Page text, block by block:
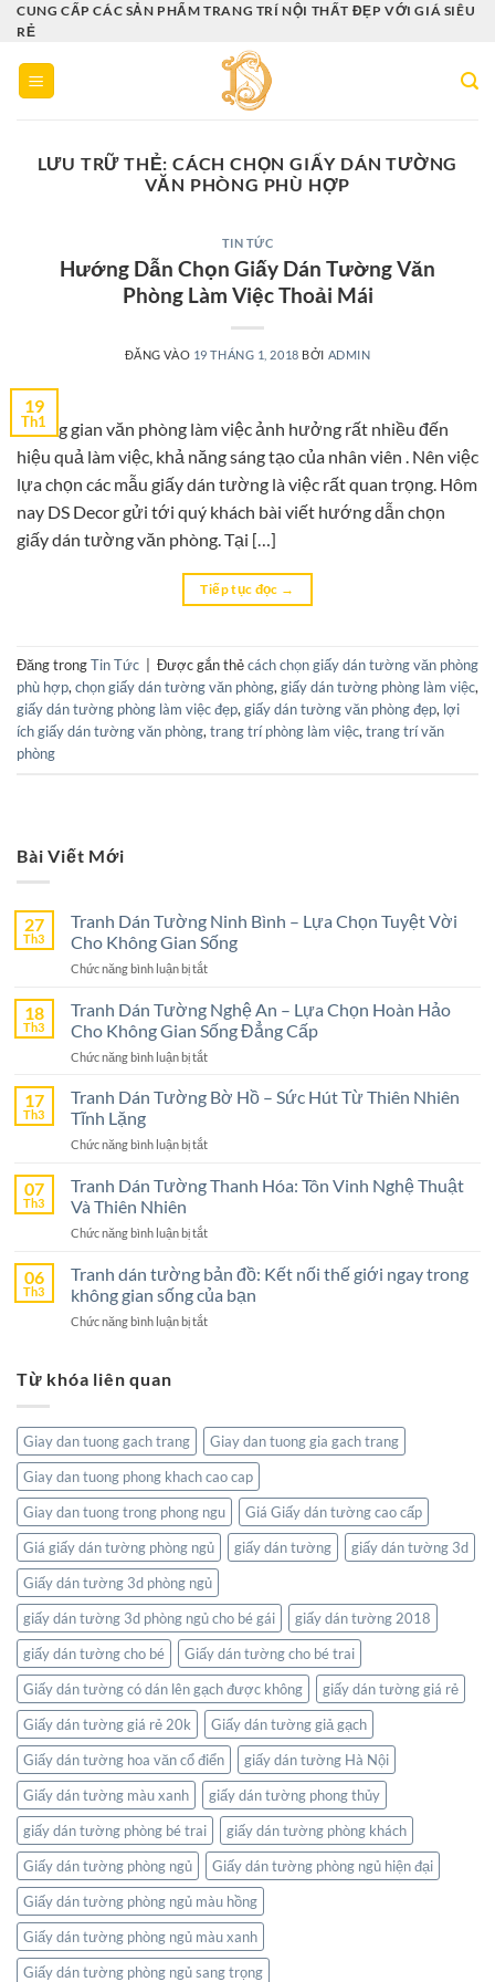
Bỏ
qua
nội
dung
CUNG CẤP CÁC SẢN PHẨM TRANG TRÍ NỘI THẤT ĐẸP VỚI GIÁ SIÊU
RẺ
LƯU TRỮ THẺ:CÁCH CHỌN GIẤY DÁN TƯỜNG
VĂN PHÒNG PHÙ HỢP
TIN TỨC
Hướng Dẫn Chọn Giấy Dán Tường Văn
Phòng Làm Việc Thoải Mái
ĐĂNG VÀO 19 THÁNG 1, 2018 BỞI ADMIN
19
Th1
Không gian văn phòng làm việc ảnh hưởng rất nhiều đến
hiệu quả làm việc, khả năng sáng tạo của nhân viên . Nên việc
lựa chọn các mẫu giấy dán tường là việc rất quan trọng. Hôm
nay DS Decor gửi tới quý khách bài viết hướng dẫn chọn
giấy dán tường văn phòng. Tại […]
Tiếp tục đọc →
Đăng trongTin Tức Được gắn thẻcách chọn giấy dán tường văn phòng
phù hợp, chọn giấy dán tường văn phòng, giấy dán tường phòng làm việc,
giấy dán tường phòng làm việc đẹp, giấy dán tường văn phòng đẹp, lợi
ích giấy dán tường văn phòng, trang trí phòng làm việc, trang trí văn
phòng
Bài Viết Mới
27
Th3
Tranh Dán Tường Ninh Bình – Lựa Chọn Tuyệt Vời
Cho Không Gian Sống
Chức năng bình luận bị tắtở
Dán
Tường
Ninh
Bình
Lựa
Không
Sống
18
Th3
Tranh Dán Tường Nghệ An – Lựa Chọn Hoàn Hảo
Cho Không Gian Sống Đẳng Cấp
Chức năng bình luận bị tắtở
Dán
An
Lựa
Không
Gian
Sống
17
Th3
Tranh Dán Tường Bờ Hồ – Sức Hút Từ Thiên Nhiên
Tĩnh Lặng
Chức năng bình luận bị tắtở
Dán
Hồ
Sức
Hút
07
Th3
Tranh Dán Tường Thanh Hóa: Tôn Vinh Nghệ Thuật
Và Thiên Nhiên
Chức năng bình luận bị tắtở
Dán
Tường
Thanh
Hóa:
Thiên
Nhiên
06
Th3
Tranh dán tường bản đồ: Kết nối thế giới ngay trong
không gian sống của bạn
Chức năng bình luận bị tắtở
Kết
nối
giới
ngay
trong
không
gian
sống
của
bạn
Từ khóa liên quan
Giay dan tuong gach trang
Giay dan tuong gia gach trang
Giay dan tuong phong khach cao cap
Giay dan tuong trong phong ngu
Giá Giấy dán tường cao cấp
Giá giấy dán tường phòng ngủ
giấy dán tường
giấy dán tường 3d
Giấy dán tường 3d phòng ngủ
giấy dán tường 3d phòng ngủ cho bé gái
giấy dán tường 2018
giấy dán tường cho bé
Giấy dán tường cho bé trai
Giấy dán tường có dán lên gạch được không
giấy dán tường giá rẻ
Giấy dán tường giá rẻ 20k
Giấy dán tường giả gạch
Giấy dán tường hoa văn cổ điển
giấy dán tường Hà Nội
Giấy dán tường màu xanh
giấy dán tường phong thủy
giấy dán tường phòng bé trai
giấy dán tường phòng khách
Giấy dán tường phòng ngủ
Giấy dán tường phòng ngủ hiện đại
Giấy dán tường phòng ngủ màu hồng
Giấy dán tường phòng ngủ màu xanh
Giấy dán tường phòng ngủ sang trọng